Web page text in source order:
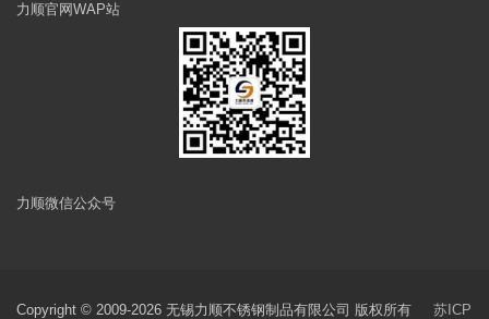
力顺官网WAP站
力顺微信公众号
Copyright © 2009-2026 无锡力顺不锈钢制品有限公司 版权所有 苏ICP